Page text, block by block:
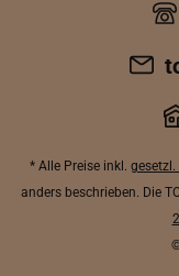
* Alle Preise inkl. gesetzl.
anders beschrieben. Die